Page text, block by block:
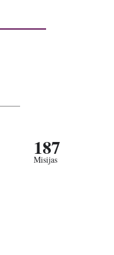
187
Misijas